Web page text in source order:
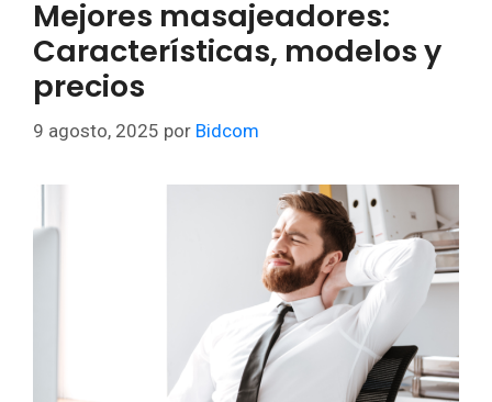
Mejores masajeadores:
Características, modelos y
precios
9 agosto, 2025 por Bidcom